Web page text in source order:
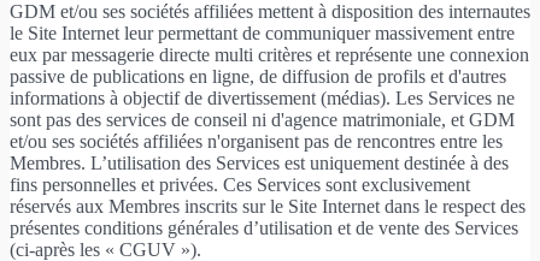
GDM et/ou ses sociétés affiliées mettent à disposition des internautes
le Site Internet leur permettant de communiquer massivement entre
eux par messagerie directe multi critères et représente une connexion
passive de publications en ligne, de diffusion de profils et d'autres
informations à objectif de divertissement (médias). Les Services ne
sont pas des services de conseil ni d'agence matrimoniale, et GDM
et/ou ses sociétés affiliées n'organisent pas de rencontres entre les
Membres. L’utilisation des Services est uniquement destinée à des
fins personnelles et privées. Ces Services sont exclusivement
réservés aux Membres inscrits sur le Site Internet dans le respect des
présentes conditions générales d’utilisation et de vente des Services
(ci-après les « CGUV »).